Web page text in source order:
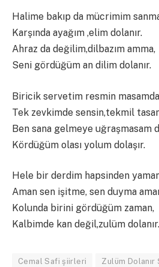
Halime bakıp da mücrimim
Karşında ayağım ,elim dolanır.
Ahraz da değilim,dilbazım amma,
Seni gördüğüm an dilim dolanır.
Biricik servetim resmin
Tek zevkimde sensin,tekmil
Ben sana gelmeye uğraşmasam
Kördüğüm olası yolum dolaşır.
Hele bir derdim hapsinden
Aman sen işitme, sen duyma
Kolunda birini gördüğüm zaman,
Kalbimde kan değil,zulüm dolanır.
Cemal Safi şiirleri Zulüm Dolanır